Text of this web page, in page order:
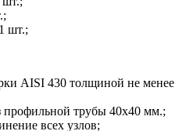
шт.;
AISI 430 толщиной не менее
профильной трубы 40х40 мм.;
всех узлов;